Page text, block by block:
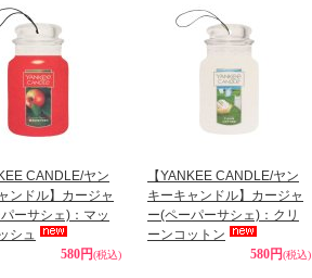
CANDLE/ヤン
ンドル】カージャ
ーサシェ)：マッ
シュ
580円(税込)
【YANKEE CANDLE/ヤン
キーキャンドル】カージャ
ー(ペーパーサシェ)：クリ
ーンコットン
580円(税込)